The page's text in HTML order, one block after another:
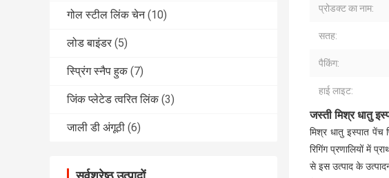
गोल स्टील लिंक चेन (10)
लोड बाइंडर (5)
स्प्रिंग स्नैप हुक (7)
जिंक प्लेटेड त्वरित लिंक (3)
जाली डी अंगूठी (6)
प्रोडक्ट का नाम:
सतह:
पैकिंग:
हाई लाइट:
जस्ती मिश्र धातु
मिश्र धातु इस्पात पेंच
रिगिंग प्रणालियों में
से इस उत्पाद के